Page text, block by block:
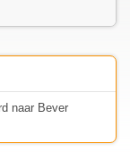
naar Bever